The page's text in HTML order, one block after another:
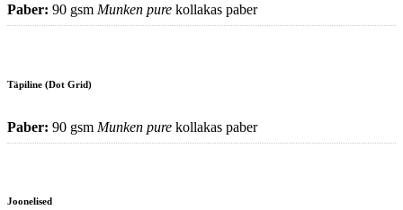
Paber: 90 gsm Munken pure kollakas paber
Täpiline (Dot Grid)
Paber: 90 gsm Munken pure kollakas paber
Joonelised